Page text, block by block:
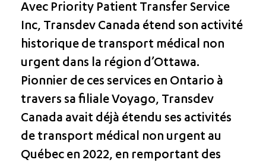
Avec Priority Patient Transfer Service
Inc, Transdev Canada étend son activité
historique de transport médical non
urgent dans la région d’Ottawa.
Pionnier de ces services en Ontario à
travers sa filiale Voyago, Transdev
Canada avait déjà étendu ses activités
de transport médical non urgent au
Québec en 2022, en remportant des